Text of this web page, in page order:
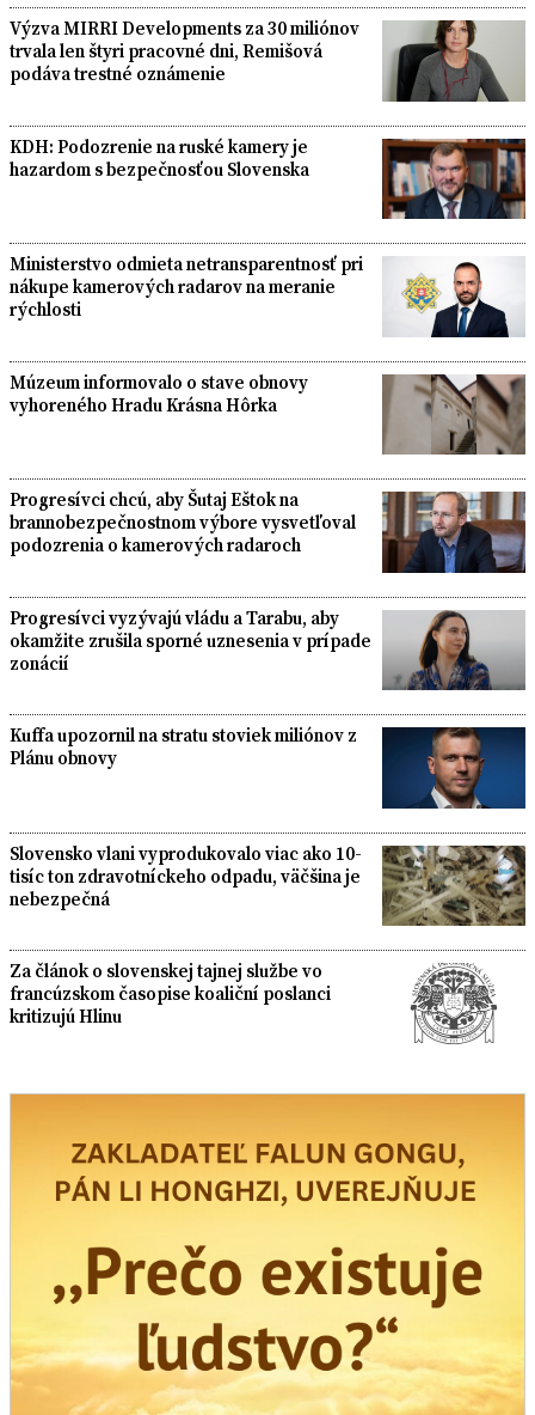
Výzva MIRRI Developments za 30 miliónov
trvala len štyri pracovné dni, Remišová
podáva trestné oznámenie
KDH: Podozrenie na ruské kamery je
hazardom s bezpečnosťou Slovenska
Ministerstvo odmieta netransparentnosť pri
nákupe kamerových radarov na meranie
rýchlosti
Múzeum informovalo o stave obnovy
vyhoreného Hradu Krásna Hôrka
Progresívci chcú, aby Šutaj Eštok na
brannobezpečnostnom výbore vysvetľoval
podozrenia o kamerových radaroch
Progresívci vyzývajú vládu a Tarabu, aby
okamžite zrušila sporné uznesenia v prípade
zonácií
Kuffa upozornil na stratu stoviek miliónov z
Plánu obnovy
Slovensko vlani vyprodukovalo viac ako 10-
tisíc ton zdravotníckeho odpadu, väčšina je
nebezpečná
Za článok o slovenskej tajnej službe vo
francúzskom časopise koaliční poslanci
kritizujú Hlinu